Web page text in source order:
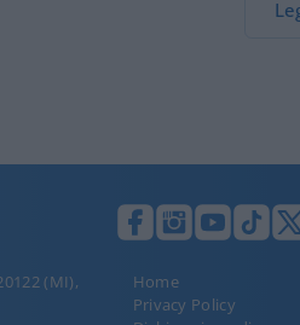
(MI),
Home
Privacy Policy